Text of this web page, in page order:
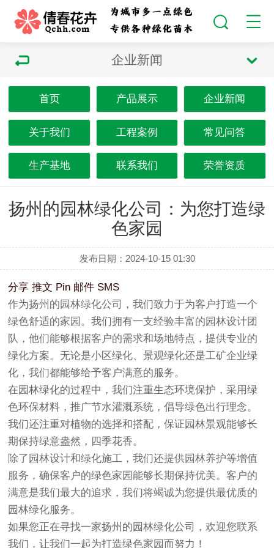
企业新闻
首页 产品展示 企业新闻
关于我们 工程案例 常见问答
生产基地 联系我们 荣誉资质
扬州的园林绿化公司：为您打造绿
色家园
发布日期：2024-10-15 01:30
分享 推文 Pin 邮件 SMS
作为扬州的园林绿化公司，我们致力于为客户打造一个
绿色舒适的家园。我们拥有一支经验丰富的园林设计团
队，他们能够根据客户的需求和场地特点，提供专业的
绿化方案。无论是小区绿化、景观绿化还是工矿企业绿
化，我们都能够给予客户满意的服务。
在园林绿化的过程中，我们注重生态环境保护，采用绿
色环保材料，推广节水灌溉系统，倡导绿色出行理念。
我们还注重对植物的选择和搭配，保证园林景观能够长
期保持绿意盎然，四季花香。
除了园林设计和绿化施工，我们还提供园林养护等增值
服务，确保客户的绿色家园能够长期保持优美。客户的
满意是我们最大的追求，我们将竭诚为您提供最优质的
园林绿化服务。
如果您正在寻找一家扬州的园林绿化公司，欢迎您联系
我们，让我们一起为打造绿色家园而努力！